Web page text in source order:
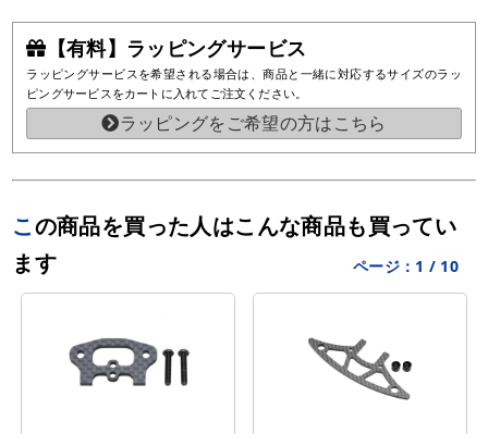
【有料】ラッピングサービス
ラッピングサービスを希望される場合は、商品と一緒に対応するサイズのラッ
ピングサービスをカートに入れてご注文ください。
ラッピングをご希望の方はこちら
この商品を買った人はこんな商品も買ってい
ます
ページ： 1 / 10